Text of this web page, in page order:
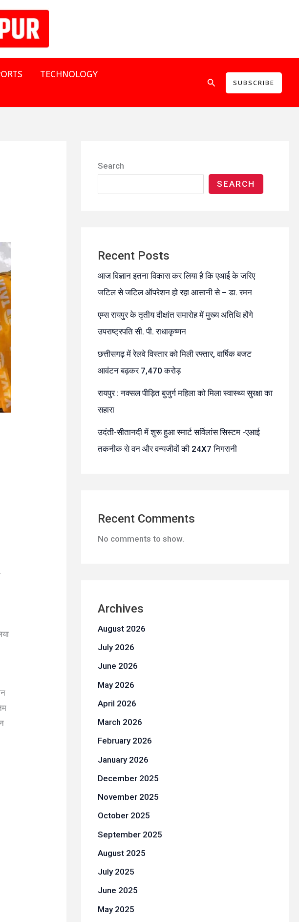
TECHNOLOGY
SearchSUBSCRIBE
Search
SEARCH
Recent Posts
आज विज्ञान इतना विकास कर लिया है कि एआई के जरिए
जटिल से जटिल ऑपरेशन हो रहा आसानी से – डा. रमन
एम्स रायपुर के तृतीय दीक्षांत समारोह में मुख्य अतिथि होंगे
उपराष्ट्रपति सी. पी. राधाकृष्णन
छत्तीसगढ़ में रेलवे विस्तार को मिली रफ्तार, वार्षिक बजट
आवंटन बढ़कर 7,470 करोड़
रायपुर : नक्सल पीड़ित बुजुर्ग महिला को मिला स्वास्थ्य सुरक्षा का
सहारा
उदंती-सीतानदी में शुरू हुआ स्मार्ट सर्विलांस सिस्टम -एआई
तकनीक से वन और वन्यजीवों की 24X7 निगरानी
Recent Comments
No comments to show.
Archives
August 2026
July 2026
June 2026
May 2026
April 2026
March 2026
February 2026
January 2026
December 2025
November 2025
October 2025
September 2025
August 2025
July 2025
June 2025
May 2025